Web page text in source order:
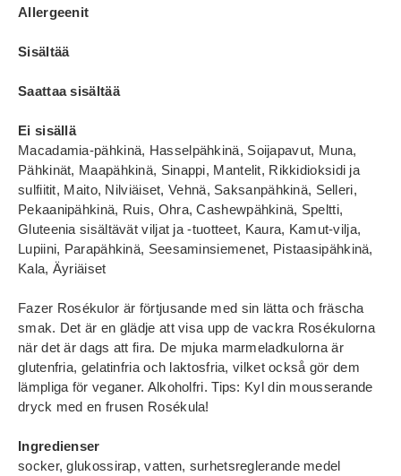
Allergeenit
Sisältää
Saattaa sisältää
Ei sisällä
Macadamia-pähkinä, Hasselpähkinä, Soijapavut, Muna,
Pähkinät, Maapähkinä, Sinappi, Mantelit, Rikkidioksidi ja
sulfiitit, Maito, Nilviäiset, Vehnä, Saksanpähkinä, Selleri,
Pekaanipähkinä, Ruis, Ohra, Cashewpähkinä, Speltti,
Gluteenia sisältävät viljat ja -tuotteet, Kaura, Kamut-vilja,
Lupiini, Parapähkinä, Seesaminsiemenet, Pistaasipähkinä,
Kala, Äyriäiset
Fazer Rosékulor är förtjusande med sin lätta och fräscha
smak. Det är en glädje att visa upp de vackra Rosékulorna
när det är dags att fira. De mjuka marmeladkulorna är
glutenfria, gelatinfria och laktosfria, vilket också gör dem
lämpliga för veganer. Alkoholfri. Tips: Kyl din mousserande
dryck med en frusen Rosékula!
Ingredienser
socker, glukossirap, vatten, surhetsreglerande medel